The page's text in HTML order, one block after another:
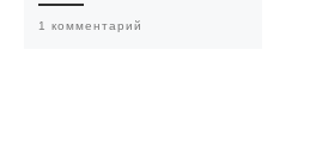
1 комментарий